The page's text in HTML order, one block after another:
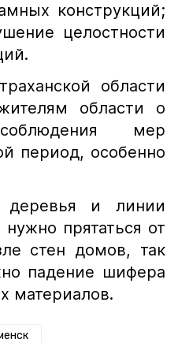
конструкций;
целостности
области
области о
мер
период, особенно
деревья и линии
прятаться от
стен домов, так
падение шифера
материалов.